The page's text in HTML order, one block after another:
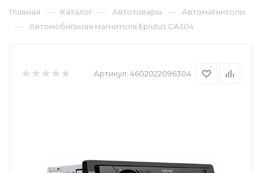
Главная — Каталог — Автотовары — Автомагнитолы
— Автомобильная магнитола Eplutus CA304
Артикул: 4602022096304